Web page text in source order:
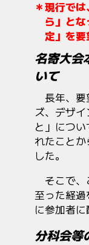
＊現行で
ら」と
定」を要
名寄大会
いて
長年、要
ズ、デザ
と」につ
れたこと
した。
そこで、
至った経
に参加者に
分科会等